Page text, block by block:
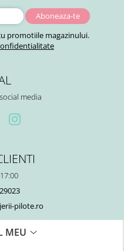
promotiile magazinului.
media
pilote.ro
MEU